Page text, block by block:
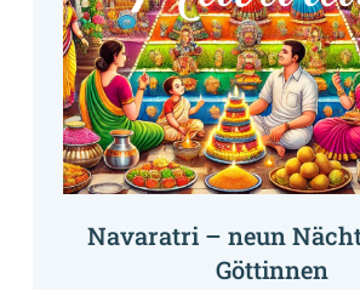
Navaratri – neun
Göttinnen